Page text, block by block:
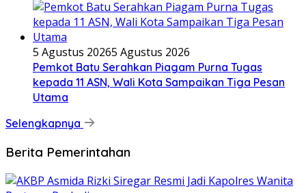
5 Agustus 20265 Agustus 2026
Pemkot Batu Serahkan Piagam Purna Tugas
kepada 11 ASN, Wali Kota Sampaikan Tiga Pesan
Utama
Selengkapnya
Berita Pemerintahan